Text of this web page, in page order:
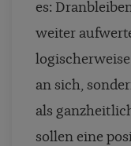
es:
weiter
an sich,
als
sollen eine